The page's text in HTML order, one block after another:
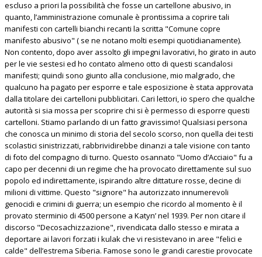
escluso a priori la possibilità che fosse un cartellone abusivo, in
quanto, l’amministrazione comunale è prontissima a coprire tali
manifesti con cartelli bianchi recanti la scritta "Comune copre
manifesto abusivo" ( se ne notano molti esempi quotidianamente).
Non contento, dopo aver assolto gli impegni lavorativi, ho girato in auto
per le vie sestesi ed ho contato almeno otto di questi scandalosi
manifesti; quindi sono giunto alla conclusione, mio malgrado, che
qualcuno ha pagato per esporre e tale esposizione è stata approvata
dalla titolare dei cartelloni pubblicitari. Cari lettori, io spero che qualche
autorità si sia mossa per scoprire chi si è permesso di esporre questi
cartelloni. Stiamo parlando di un fatto gravissimo! Qualsiasi persona
che conosca un minimo di storia del secolo scorso, non quella dei testi
scolastici sinistrizzati, rabbrividirebbe dinanzi a tale visione con tanto
di foto del compagno di turno. Questo osannato "Uomo d’Acciaio" fu a
capo per decenni di un regime che ha provocato direttamente sul suo
popolo ed indirettamente, ispirando altre dittature rosse, decine di
milioni di vittime. Questo "signore" ha autorizzato innumerevoli
genocidi e crimini di guerra; un esempio che ricordo al momento è il
provato sterminio di 4500 persone a Katyn’ nel 1939. Per non citare il
discorso "Decosachizzazione", rivendicata dallo stesso e mirata a
deportare ai lavori forzati i kulak che vi resistevano in aree "felici e
calde" dell’estrema Siberia. Famose sono le grandi carestie provocate